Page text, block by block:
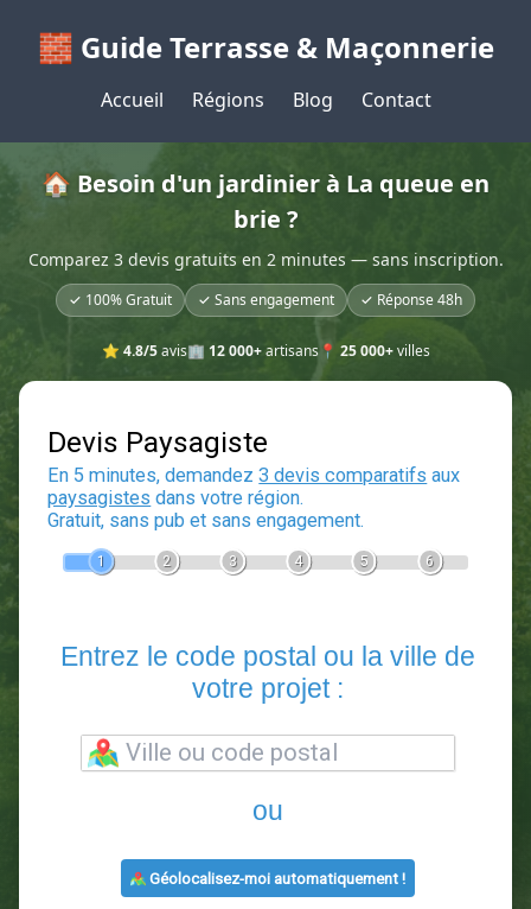
🧱 Guide Terrasse & Maçonnerie
Accueil Régions Blog Contact
🏠 Besoin d'un jardinier à La queue en
brie ?
Comparez 3 devis gratuits en 2 minutes — sans inscription.
✓ 100% Gratuit ✓ Sans engagement ✓ Réponse 48h
⭐ 4.8/5avis🏢 12 000+artisans📍 25 000+villes
Devis Paysagiste
En 5 minutes, demandez3 devis comparatifs
2 3
Entrez le code postal ou la